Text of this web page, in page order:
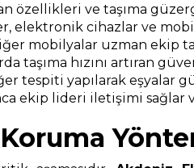
özellikleri ve taşıma
elektronik cihazlar ve
mobilyalar uzman ekip
taşıma hızını artıran
tespiti yapılarak eşyalar
ekip lideri iletişimi sağlar